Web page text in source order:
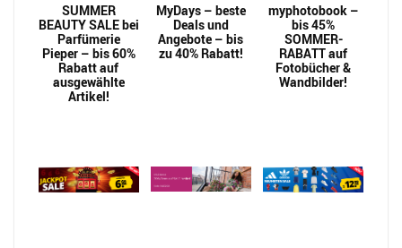
SUMMER
BEAUTY SALE bei
Parfümerie
Pieper – bis 60%
Rabatt auf
ausgewählte
Artikel!
MyDays – beste
Deals und
Angebote – bis
zu 40% Rabatt!
myphotobook –
bis 45%
SOMMER-
RABATT auf
Fotobücher &
Wandbilder!